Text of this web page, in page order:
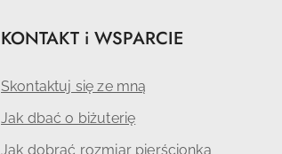
KONTAKT i WSPARCIE
Skontaktuj się ze mną
Jak dbać o biżuterię
Jak dobrać rozmiar pierścionka